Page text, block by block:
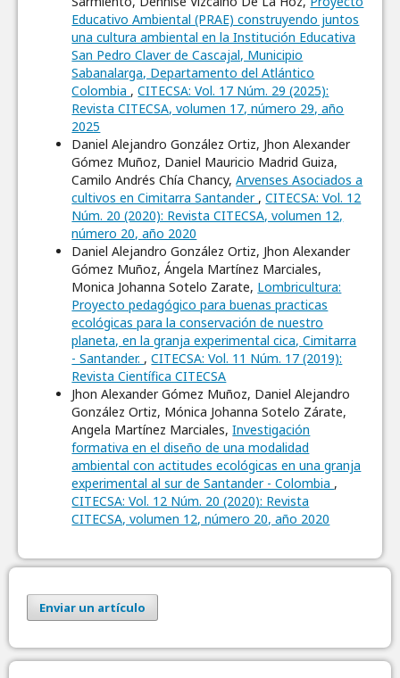
Educativo Ambiental (PRAE) construyendo juntos
una cultura ambiental en la Institución Educativa
San Pedro Claver de Cascajal, Municipio
Sabanalarga, Departamento del Atlántico
Colombia ,CITECSA: Vol. 17 Núm. 29 (2025):
Revista CITECSA, volumen 17, número 29, año
2025
Daniel Alejandro González Ortiz, Jhon Alexander
Gómez Muñoz, Daniel Mauricio Madrid Guiza,
Camilo Andrés Chía Chancy,Arvenses Asociados a
cultivos en Cimitarra Santander ,CITECSA: Vol. 12
Núm. 20 (2020): Revista CITECSA, volumen 12,
número 20, año 2020
Daniel Alejandro González Ortiz, Jhon Alexander
Gómez Muñoz, Ángela Martínez Marciales,
Monica Johanna Sotelo Zarate, Lombricultura:
Proyecto pedagógico para buenas practicas
ecológicas para la conservación de nuestro
planeta, en la granja experimental cica, Cimitarra
- Santander. ,CITECSA: Vol. 11 Núm. 17 (2019):
Revista Científica CITECSA
Jhon Alexander Gómez Muñoz, Daniel Alejandro
González Ortiz, Mónica Johanna Sotelo Zárate,
Angela Martínez Marciales,Investigación
formativa en el diseño de una modalidad
ambiental con actitudes ecológicas en una granja
experimental al sur de Santander - Colombia ,
CITECSA: Vol. 12 Núm. 20 (2020): Revista
CITECSA, volumen 12, número 20, año 2020
Enviar un artículo